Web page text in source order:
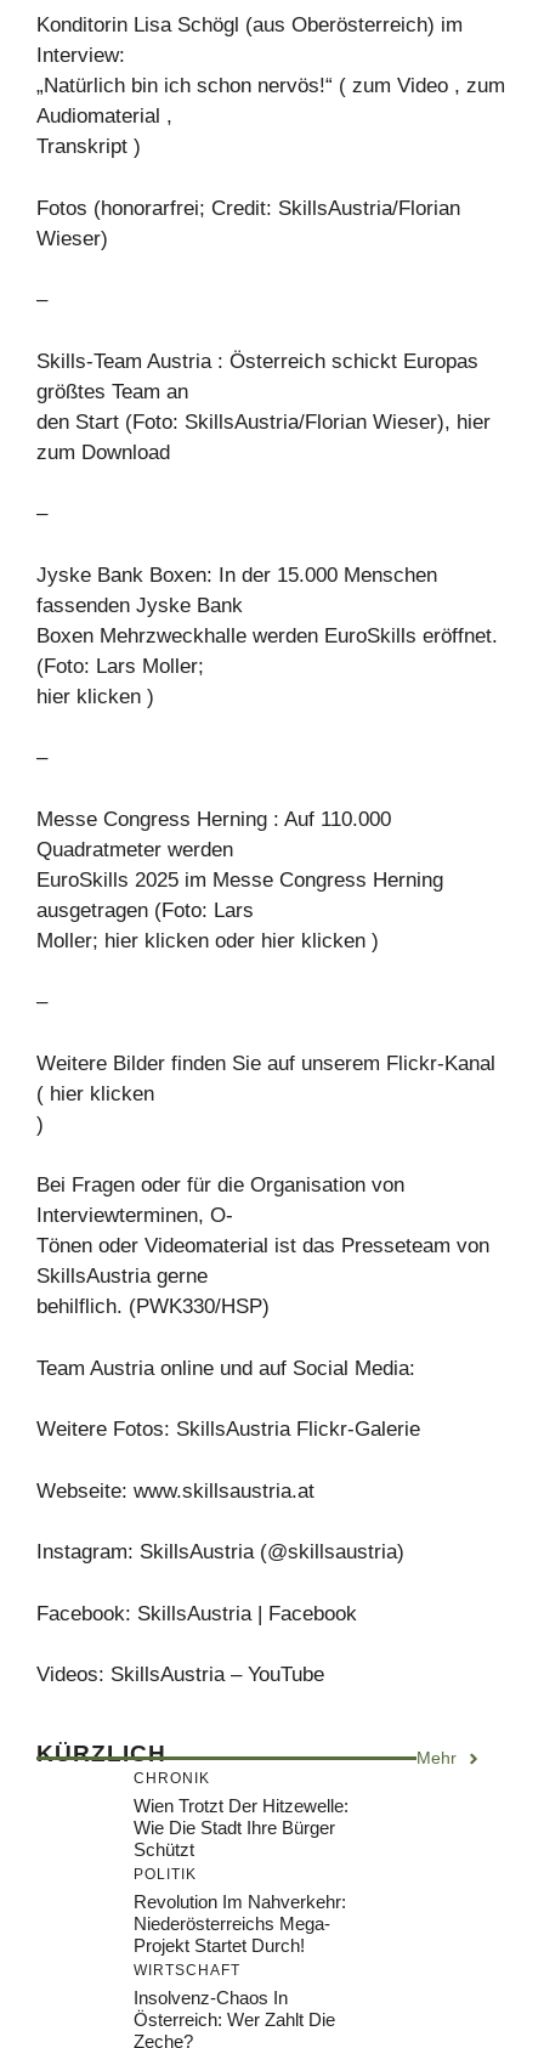
Konditorin Lisa Schögl (aus Oberösterreich) im
Interview:
„Natürlich bin ich schon nervös!“ ( zum Video , zum
Audiomaterial ,
Transkript )
Fotos (honorarfrei; Credit: SkillsAustria/Florian
Wieser)
–
Skills-Team Austria : Österreich schickt Europas
größtes Team an
den Start (Foto: SkillsAustria/Florian Wieser), hier
zum Download
–
Jyske Bank Boxen: In der 15.000 Menschen
fassenden Jyske Bank
Boxen Mehrzweckhalle werden EuroSkills eröffnet.
(Foto: Lars Moller;
hier klicken )
–
Messe Congress Herning : Auf 110.000
Quadratmeter werden
EuroSkills 2025 im Messe Congress Herning
ausgetragen (Foto: Lars
Moller; hier klicken oder hier klicken )
–
Weitere Bilder finden Sie auf unserem Flickr-Kanal
( hier klicken
)
Bei Fragen oder für die Organisation von
Interviewterminen, O-
Tönen oder Videomaterial ist das Presseteam von
SkillsAustria gerne
behilflich. (PWK330/HSP)
Team Austria online und auf Social Media:
Weitere Fotos: SkillsAustria Flickr-Galerie
Webseite: www.skillsaustria.at
Instagram: SkillsAustria (@skillsaustria)
Facebook: SkillsAustria | Facebook
Videos: SkillsAustria – YouTube
KÜRZLICH Mehr
CHRONIK
Wien Trotzt Der Hitzewelle:
Wie Die Stadt Ihre Bürger
Schützt
POLITIK
Revolution Im Nahverkehr:
Niederösterreichs Mega-
Projekt Startet Durch!
WIRTSCHAFT
Insolvenz-Chaos In
Österreich: Wer Zahlt Die
Zeche?